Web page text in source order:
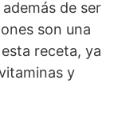
de ser
son una
receta, ya
y